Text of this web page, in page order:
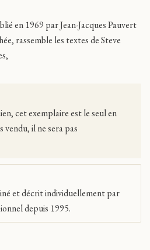
en 1969 par Jean-Jacques Pauvert
rassemble les textes de Steve
cet exemplaire est le seul en
il ne sera pas
et décrit individuellement par
depuis 1995.